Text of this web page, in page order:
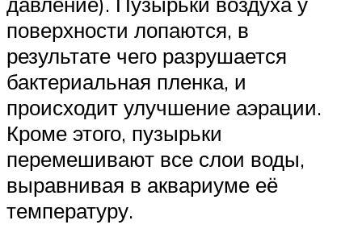
поверхности лопаются, в
результате чего разрушается
бактериальная пленка, и
происходит улучшение аэрации.
Кроме этого, пузырьки
перемешивают все слои воды,
выравнивая в аквариуме её
температуру.